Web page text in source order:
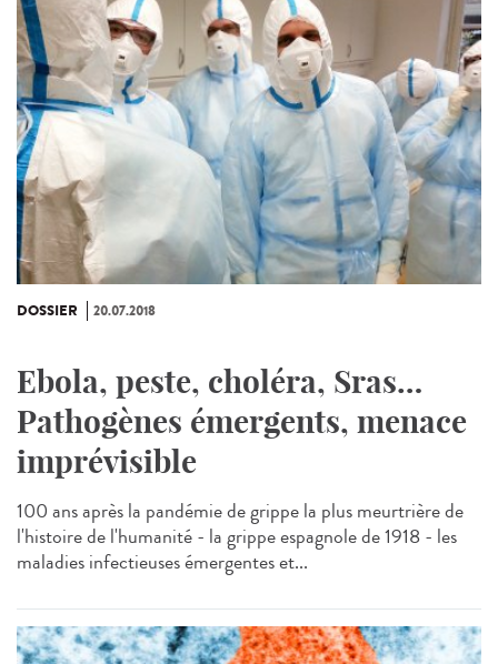
DOSSIER 20.07.2018
Ebola, peste, choléra, Sras…
Pathogènes émergents, menace
imprévisible
100 ans après la pandémie de grippe la plus meurtrière de
l'histoire de l'humanité - la grippe espagnole de 1918 - les
maladies infectieuses émergentes et...